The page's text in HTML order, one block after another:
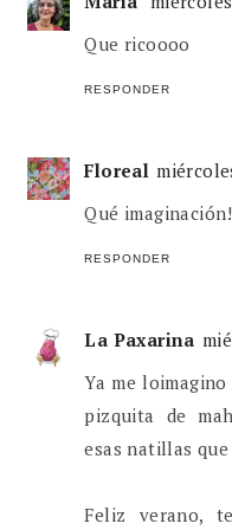
Que ricoooo
RESPONDER
Floreal
Qué
RESPONDER
La Paxarina
Ya me
pizquita de
esas natillas
Feliz verano,